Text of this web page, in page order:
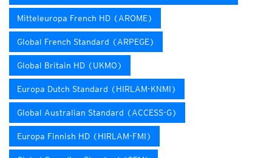
Mitteleuropa French HD (AROME)
Global French Standard (ARPEGE)
Global Britain HD (UKMO)
Europa Dutch Standard (HIRLAM-KNMI)
Global Australian Standard (ACCESS-G)
Europa Finnish HD (HIRLAM-FMI)